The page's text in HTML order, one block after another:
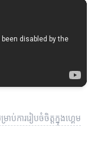
ការរៀបចំចិត្តក្នុងហ្គេម